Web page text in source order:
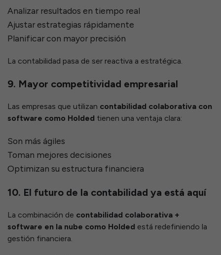
Analizar resultados en tiempo real
Ajustar estrategias rápidamente
Planificar con mayor precisión
La contabilidad pasa de ser reactiva a estratégica.
9. Mayor competitividad empresarial
Las empresas que utilizan contabilidad colaborativa con
software como Holded tienen una ventaja clara:
Son más ágiles
Toman mejores decisiones
Optimizan su estructura financiera
10. El futuro de la contabilidad ya está aquí
La combinación de contabilidad colaborativa +
software en la nube como Holded está redefiniendo la
gestión financiera.